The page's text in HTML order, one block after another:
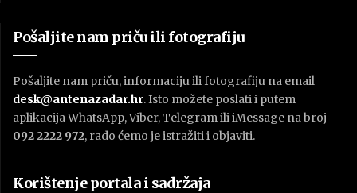
Pošaljite nam priču ili fotografiju
Pošaljite nam priču, informaciju ili fotografiju na email
desk@antenazadar.hr. Isto možete poslati i putem
aplikacija WhatsApp, Viber, Telegram ili iMessage na broj
092 2222 972, rado ćemo je istražiti i objaviti.
Korištenje portala i sadržaja